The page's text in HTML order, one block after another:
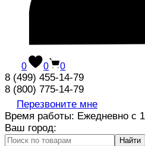
0 0 0
8 (499) 455-14-79
8 (800) 775-14-79
Перезвоните мне
Время работы: Ежедневно с
Ваш город:
Найти